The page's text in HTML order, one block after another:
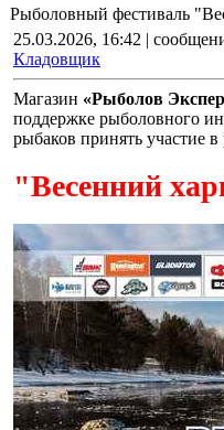
Рыболовный фестиваль
25.03.2026, 16:42 |
Кладовщик
Магазин «Рыболов
поддержке рыболовного
рыбаков принять участие
"Весенний